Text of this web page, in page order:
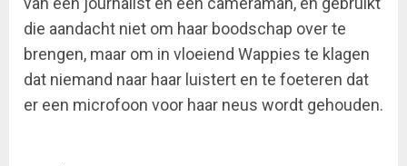
die aandacht niet om haar boodschap over te
brengen, maar om in vloeiend Wappies te klagen
dat niemand naar haar luistert en te foeteren dat
er een microfoon voor haar neus wordt gehouden.